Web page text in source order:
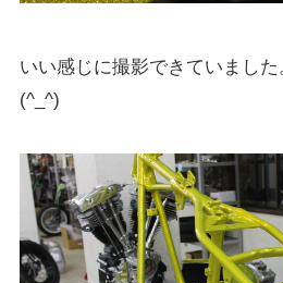
いい感じに撮影できていまし
(^_^)